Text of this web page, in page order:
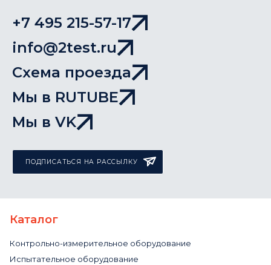
+7 495 215-57-17
info@2test.ru
Схема проезда
Мы в RUTUBE
Мы в VK
ПОДПИСАТЬСЯ НА РАССЫЛКУ
Каталог
Контрольно-измерительное оборудование
Испытательное оборудование